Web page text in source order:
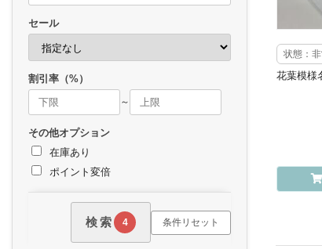
セール
割引率（%）
～
その他オプション
在庫あり
ポイント変倍
検索 4 条件リセット
状態：
花葉模様